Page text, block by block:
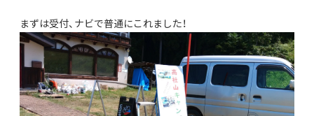
まずは受付、ナビで普通にこれました！